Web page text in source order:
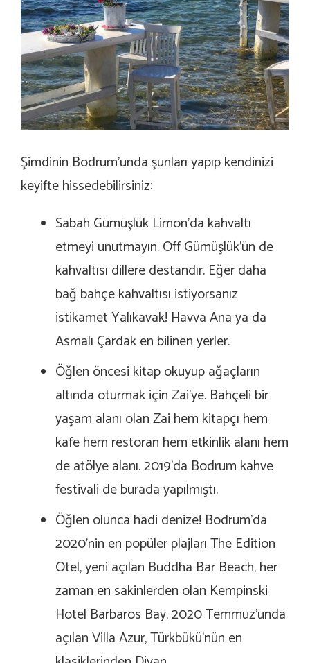
Şimdinin Bodrum’unda şunları yapıp kendinizi
keyifte hissedebilirsiniz:
Sabah Gümüşlük Limon’da kahvaltı
etmeyi unutmayın. Off Gümüşlük’ün de
kahvaltısı dillere destandır. Eğer daha
bağ bahçe kahvaltısı istiyorsanız
istikamet Yalıkavak! Havva Ana ya da
Asmalı Çardak en bilinen yerler.
Öğlen öncesi kitap okuyup ağaçların
altında oturmak için Zai’ye. Bahçeli bir
yaşam alanı olan Zai hem kitapçı hem
kafe hem restoran hem etkinlik alanı hem
de atölye alanı. 2019’da Bodrum kahve
festivali de burada yapılmıştı.
Öğlen olunca hadi denize! Bodrum’da
2020’nin en popüler plajları The Edition
Otel, yeni açılan Buddha Bar Beach, her
zaman en sakinlerden olan Kempinski
Hotel Barbaros Bay, 2020 Temmuz’unda
açılan Villa Azur, Türkbükü’nün en